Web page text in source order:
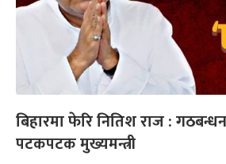
बिहारमा फेरि नितिश राज :
पटकपटक मुख्यमन्त्री